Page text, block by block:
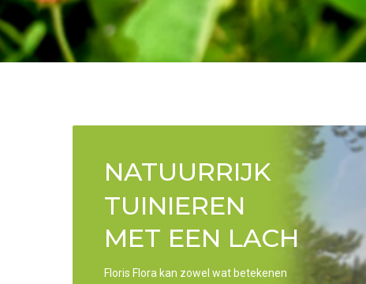
NATUURRIJK
TUINIEREN
MET EEN LACH
Floris Flora kan zowel wat betekenen